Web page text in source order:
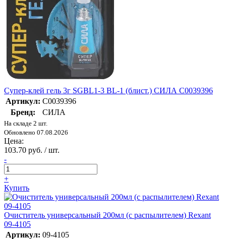
Супер-клей гель 3г SGBL1-3 BL-1 (блист.) СИЛА C0039396
Артикул: C0039396
Бренд:
СИЛА
На складе 2 шт.
Обновлено 07.08.2026
Цена:
103.70 руб. / шт.
-
+
Купить
Очиститель универсальный 200мл (с распылителем) Rexant
09-4105
Артикул: 09-4105